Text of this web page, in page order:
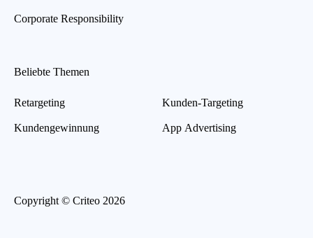
Corporate Responsibility
Beliebte Themen
Retargeting
Kundengewinnung
Kunden-Targeting
App Advertising
Copyright © Criteo 2026